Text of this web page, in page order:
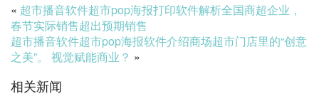
« 超市播音软件超市pop海报打印软件解析全国商超企业，
春节实际销售超出预期销售
超市播音软件超市pop海报软件介绍商场超市门店里的“创意
之美”。 视觉赋能商业？ »
相关新闻